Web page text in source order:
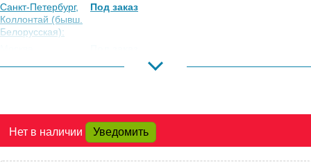
Санкт-Петербург,
Коллонтай (бывш.
Белорусская):
Под заказ
Краснодар:
Есть
Нет в наличии Уведомить